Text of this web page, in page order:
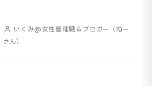
いくみ@女性管理職＆ブロガー（ねー
さん）